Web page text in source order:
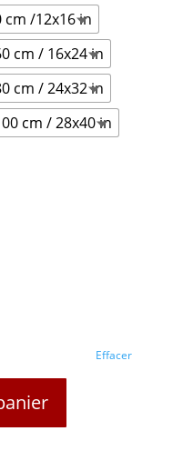
cm /12x16 in
cm / 16x24 in
cm / 24x32 in
cm / 28x40 in
Effacer